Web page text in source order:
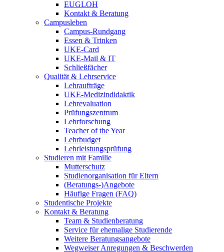
EUGLOH
Kontakt & Beratung
Campusleben
Campus-Rundgang
Essen & Trinken
UKE-Card
UKE-Mail & IT
Schließfächer
Qualität & Lehrservice
Lehraufträge
UKE-Medizindidaktik
Lehrevaluation
Prüfungszentrum
Lehrforschung
Teacher of the Year
Lehrbudget
Lehrleistungsprüfung
Studieren mit Familie
Mutterschutz
Studienorganisation für Eltern
(Beratungs-)Angebote
Häufige Fragen (FAQ)
Studentische Projekte
Kontakt & Beratung
Team & Studienberatung
Service für ehemalige Studierende
Weitere Beratungsangebote
Wegweiser Anregungen & Beschwerden